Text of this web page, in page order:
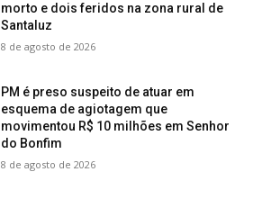
morto e dois feridos na zona rural de
Santaluz
8 de agosto de 2026
PM é preso suspeito de atuar em
esquema de agiotagem que
movimentou R$ 10 milhões em Senhor
do Bonfim
8 de agosto de 2026